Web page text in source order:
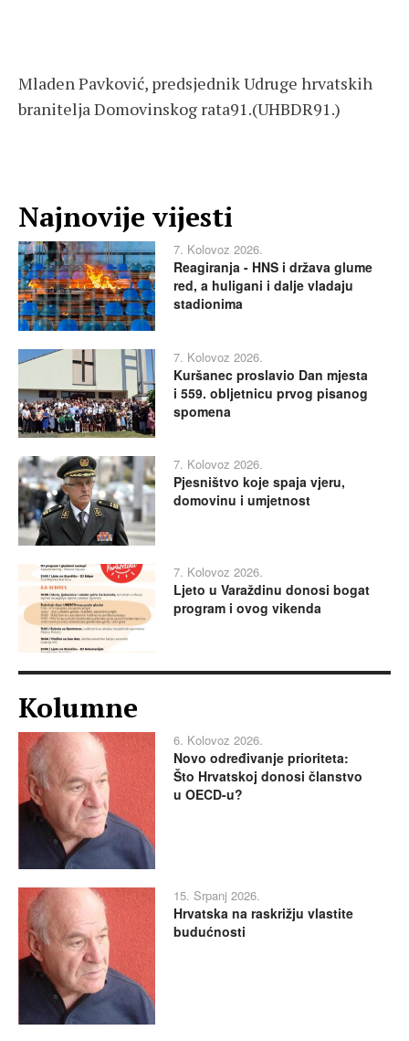
Mladen Pavković, predsjednik Udruge hrvatskih
branitelja Domovinskog rata91.(UHBDR91.)
Najnovije vijesti
7. Kolovoz 2026.
Reagiranja - HNS i država glume
red, a huligani i dalje vladaju
stadionima
7. Kolovoz 2026.
Kuršanec proslavio Dan mjesta
i 559. obljetnicu prvog pisanog
spomena
7. Kolovoz 2026.
Pjesništvo koje spaja vjeru,
domovinu i umjetnost
7. Kolovoz 2026.
Ljeto u Varaždinu donosi bogat
program i ovog vikenda
Kolumne
6. Kolovoz 2026.
Novo određivanje prioriteta:
Što Hrvatskoj donosi članstvo
u OECD-u?
15. Srpanj 2026.
Hrvatska na raskrižju vlastite
budućnosti